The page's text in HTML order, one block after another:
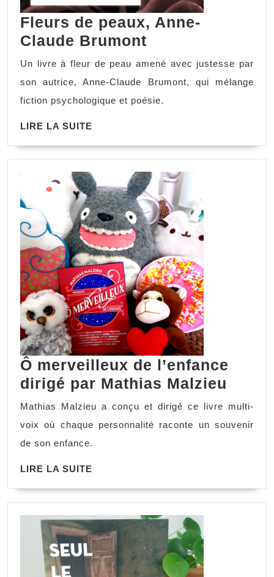
Fleurs de peaux, Anne-
Claude Brumont
Un livre à fleur de peau amené avec justesse par
son autrice, Anne-Claude Brumont, qui mélange
fiction psychologique et poésie.
LIRE LA SUITE
Ô merveilleux de l’enfance
dirigé par Mathias Malzieu
Mathias Malzieu a conçu et dirigé ce livre multi-
voix où chaque personnalité raconte un souvenir
de son enfance.
LIRE LA SUITE